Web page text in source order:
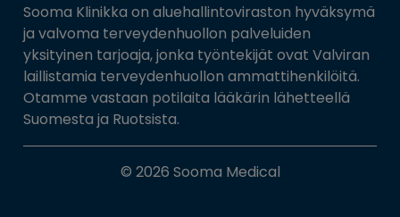
Sooma Klinikka on aluehallintoviraston hyväksymä
ja valvoma terveydenhuollon palveluiden
yksityinen tarjoaja, jonka työntekijät ovat Valviran
laillistamia terveydenhuollon ammattihenkilöitä.
Otamme vastaan potilaita lääkärin lähetteellä
Suomesta ja Ruotsista.
© 2026 Sooma Medical